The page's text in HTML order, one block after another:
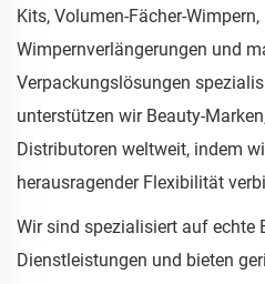
Kits, Volumen-Fächer-
Wimpernverlängerungen und
Verpackungslösungen
unterstützen wir Beauty-
Distributoren weltweit, indem
herausragender Flexibilität
Wir sind spezialisiert auf echte
Dienstleistungen und bieten